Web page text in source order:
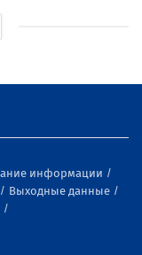
информации
Выходные данные